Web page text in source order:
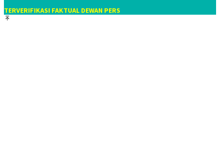
TERVERIFIKASI FAKTUAL DEWAN PERS